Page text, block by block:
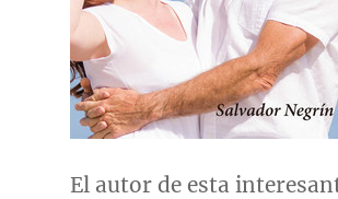
El autor de esta